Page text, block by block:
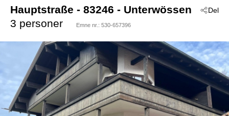
Del
Hauptstraße - 83246 - Unterwössen
3 personer
Emne nr.: 530-657396